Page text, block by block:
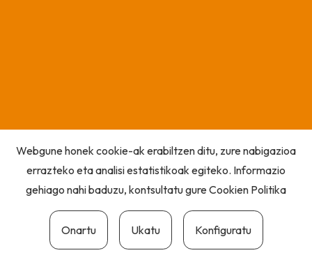
Webgune honek cookie-ak erabiltzen ditu, zure nabigazioa
errazteko eta analisi estatistikoak egiteko. Informazio
gehiago nahi baduzu, kontsultatu gureCookien Politika
Onartu Ukatu Konfiguratu